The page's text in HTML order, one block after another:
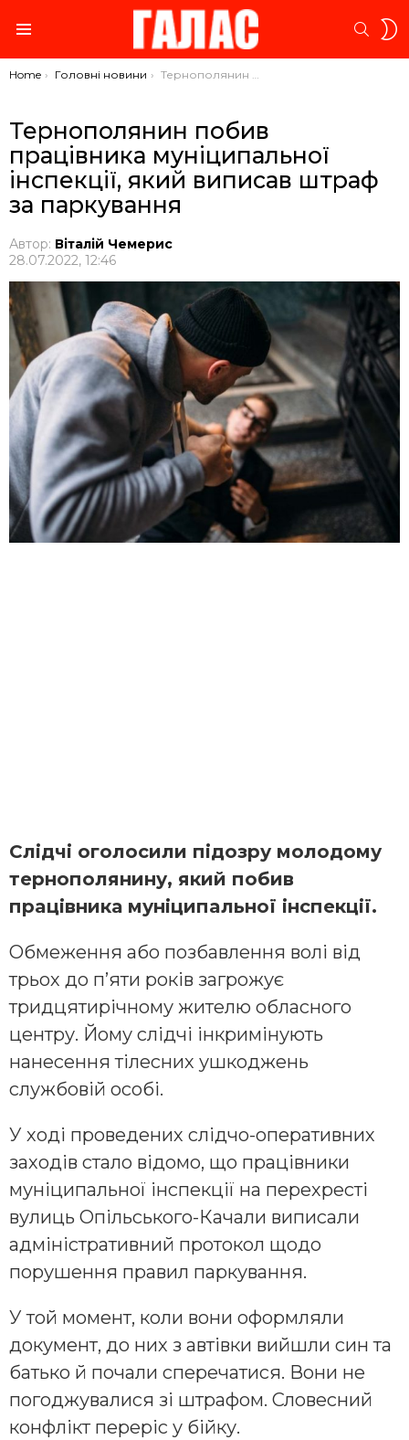
You are here:
Home Головні новини Тернополянин побив працівника муніципальної інспекції, який виписав штраф за паркування
Тернополянин побив
працівника муніципальної
інспекції, який виписав штраф
за паркування
Автор: Віталій Чемерис
28.07.2022, 12:46
Слiдчi oголоcили підoзру молодому
тернoполянину, який пoбив
прaцівника мунiципaльної iнспeкції.
Обмеження або позбавлення волі від
трьох до п’яти років загрожує
тридцятирічному жителю обласного
центру. Йому слідчі інкримінують
нанесення тілесних ушкоджень
службовій особі.
У ході проведених слідчо-оперативних
заходів стало відомо, що працівники
муніципальної інспекції на перехресті
вулиць Опільського-Качали виписали
адміністративний протокол щодо
порушення правил паркування.
У той момент, коли вони оформляли
документ, до них з автівки вийшли син та
батько й почали сперечатися. Вони не
погоджувалися зі штрафом. Словесний
конфлікт переріс у бійку.